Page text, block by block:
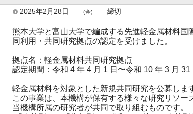
2025年2月28日 (金) 締切
熊本大学と富山大学で編成する先進軽金属材料
同利用・共同研究拠点の認定を受けました。
拠点名：軽金属材料共同研究拠点
認定期間：令和 4 年 4 月 1 日〜令和 10 年 3 月 31
軽金属材料を対象とした新規共同研究を公募しま
この事業は、本機構が保有する様々な研究リソー
当機構所属の研究者が共同で取り組むものです。